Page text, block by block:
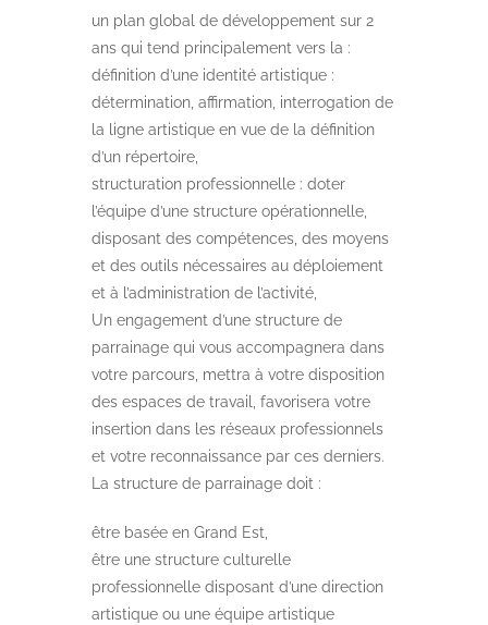
un plan global de développement sur 2
ans qui tend principalement vers la :
définition d’une identité artistique :
détermination, affirmation, interrogation de
la ligne artistique en vue de la définition
d’un répertoire,
structuration professionnelle : doter
l’équipe d’une structure opérationnelle,
disposant des compétences, des moyens
et des outils nécessaires au déploiement
et à l’administration de l’activité,
Un engagement d’une structure de
parrainage qui vous accompagnera dans
votre parcours, mettra à votre disposition
des espaces de travail, favorisera votre
insertion dans les réseaux professionnels
et votre reconnaissance par ces derniers.
La structure de parrainage doit :
être basée en Grand Est,
être une structure culturelle
professionnelle disposant d’une direction
artistique ou une équipe artistique